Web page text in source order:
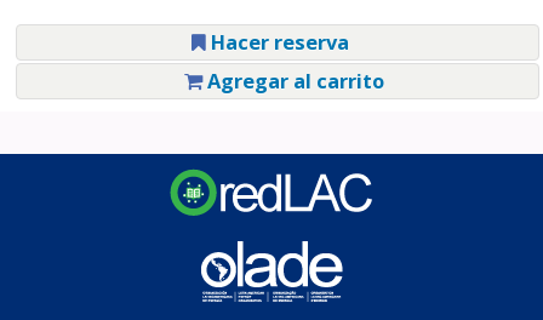
Hacer reserva
Agregar al carrito